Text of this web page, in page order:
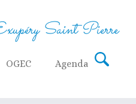
Saint Pierre
OGEC
Agenda